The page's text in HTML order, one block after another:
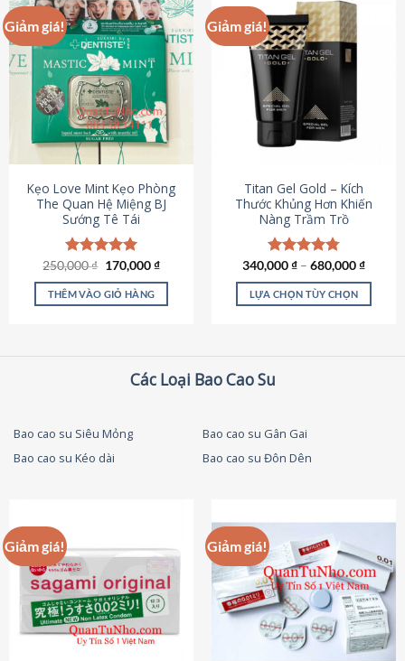
có
nhiều
biến
tùy
chọn
có
chọn
trên
trang
sản
phẩm
Giảm giá!
Kẹo Love Mint Kẹo Phòng
The Quan Hệ Miệng BJ
Sướng Tê Tái
Được xếp
hạng5.00
5 sao
250,000₫ Giá
là:
250,000 ₫.
170,000₫Giá
tại
THÊM VÀO GIỎ HÀNG
Giảm giá!
Titan Gel Gold – Kích
Thước Khủng Hơn Khiến
Nàng Trầm Trồ
Được xếp
hạng4.79
5 sao
340,000₫ – 680,000₫
LỰA CHỌN TÙY CHỌN
thể.
tùy
thể
được
chọn
trên
trang
sản
phẩm
Các Loại Bao Cao Su
Bao cao su Siêu Mỏng
Bao cao su Gân Gai
Bao cao su Kéo dài
Bao cao su Đôn Dên
Giảm giá! Giảm giá!